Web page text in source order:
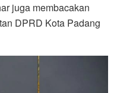
juga membacakan
DPRD Kota Padang